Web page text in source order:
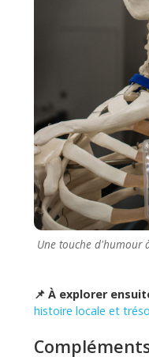
Une touche d'humour
📌 À explorer
histoire locale et